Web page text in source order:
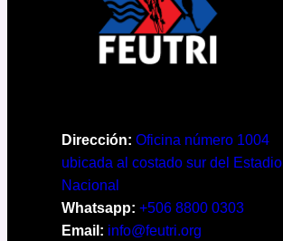
Dirección: Oficina número 1004
ubicada al costado sur del Estadio
Nacional
Whatsapp: +506 8800 0303
Email: info@feutri.org